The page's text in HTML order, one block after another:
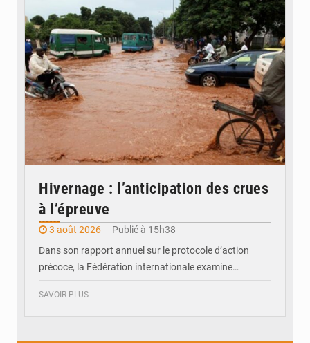
Hivernage : l’anticipation des crues
à l’épreuve
3 août 2026
Publié à 15h38
Dans son rapport annuel sur le protocole d’action
précoce, la Fédération internationale examine…
SAVOIR PLUS